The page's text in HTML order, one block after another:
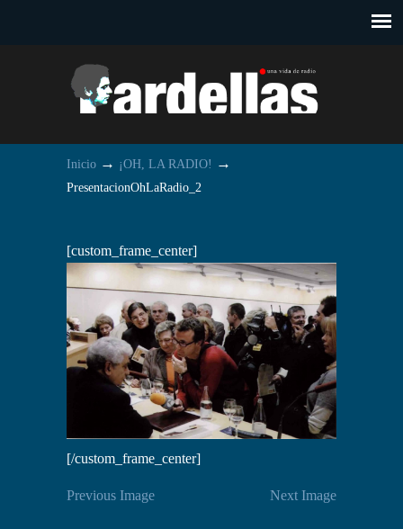
Inicio → ¡OH, LA RADIO! →
PresentacionOhLaRadio_2
[custom_frame_center]
[/custom_frame_center]
Previous Image Next Image